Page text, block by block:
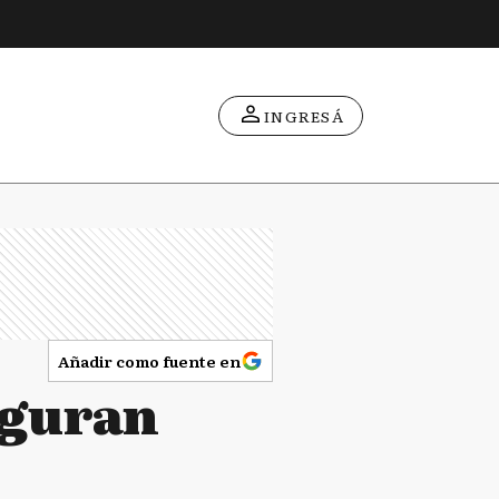
INGRESÁ
Añadir como fuente en